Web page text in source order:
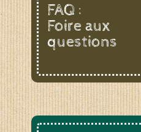
FAQ :
Foire aux
questions